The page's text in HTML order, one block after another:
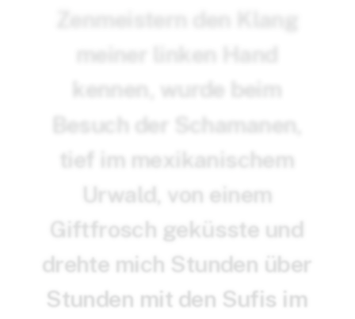
e
g
me ne k e a nd
k en en w e be
m
e uc de a m a en
t ef m me x k an s hem
r wa d von e nem
Giftfr osc h geküsste und
drehte mich Stunden über
Stunden mit den Sufis im